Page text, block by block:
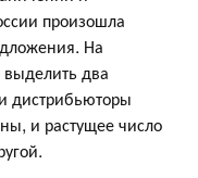
произошла
На
два
дистрибьюторы
и растущее число